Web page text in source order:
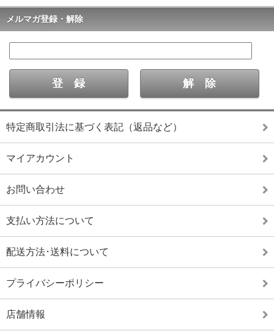
メルマガ登録・解除
特定商取引法に基づく表記（返品など）
マイアカウント
お問い合わせ
支払い方法について
配送方法･送料について
プライバシーポリシー
店舗情報